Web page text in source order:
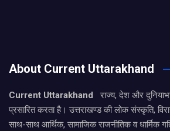
About Current Uttarakhand
Current Uttarakhand
राज्य, देश और
प्रसारित करता है। उत्तराखण्ड की लोक संस्कृति,
साथ-साथ आर्थिक, सामाजिक राजनीतिक व धार्मिक